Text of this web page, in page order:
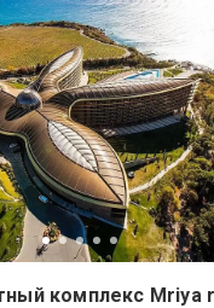
комплекс Mriya